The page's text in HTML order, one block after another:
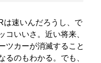
速いんだろうし、で
コいいさ。近い将来、
ツカーが消滅すること
るのもわかる。でも、